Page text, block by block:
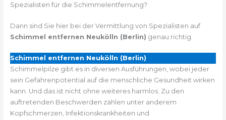
Spezialisten für die Schimmelentfernung?
Dann sind Sie hier bei der Vermittlung von Spezialisten auf
Schimmel entfernen Neukölln (Berlin) genau richtig.
Schimmel entfernen Neukölln (Berlin)
Schimmelpilze gibt es in diversen Ausführungen, wobei jeder
sein Gefahrenpotential auf die menschliche Gesundheit wirken
kann. Und das ist nicht ohne weiteres harmlos. Zu den
auftretenden Beschwerden zählen unter anderem
Kopfschmerzen, Infektionskrankheiten und